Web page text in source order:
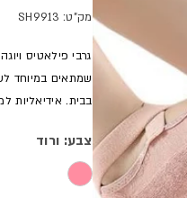
מק"ט: SH9913
שמתאים במיוחד
בבית. אידיאליות
צבע: ורוד